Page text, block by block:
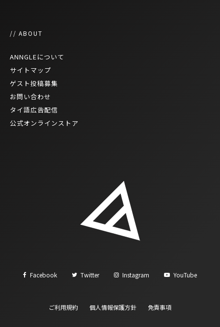
// ABOUT
ANNGLEについて
サイトマップ
ゲスト投稿募集
お問い合わせ
タイ語広告配信
公式オンラインストア
Facebook Twitter Instagram YouTube
ご利用規約 個人情報保護方針 免責事項